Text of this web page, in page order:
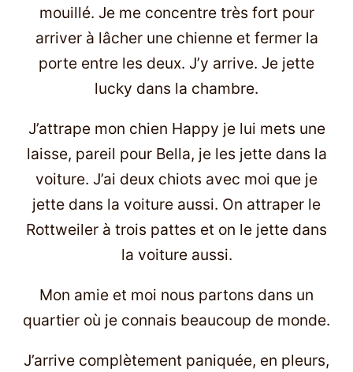
mouillé. Je me concentre très fort pour
arriver à lâcher une chienne et fermer la
porte entre les deux. J’y arrive. Je jette
lucky dans la chambre.
J’attrape mon chien Happy je lui mets une
laisse, pareil pour Bella, je les jette dans la
voiture. J’ai deux chiots avec moi que je
jette dans la voiture aussi. On attraper le
Rottweiler à trois pattes et on le jette dans
la voiture aussi.
Mon amie et moi nous partons dans un
quartier où je connais beaucoup de monde.
J’arrive complètement paniquée, en pleurs,